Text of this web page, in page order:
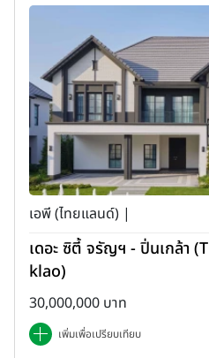
เอพี (ไทยแลนด์) |
เดอะ ซิตี้ จรัญฯ - ปิ่นเกล้า
klao)
30,000,000 บาท
เพิ่มเพื่อเปรียบเทียบ